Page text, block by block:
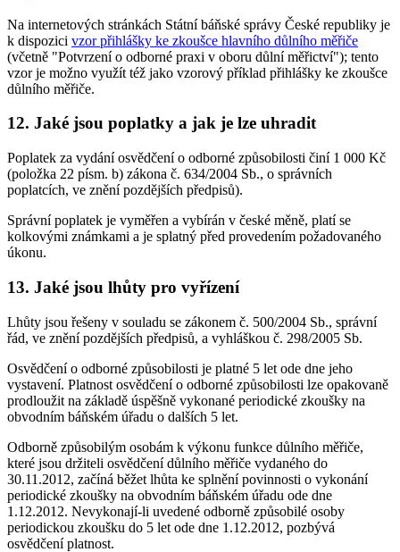
Na internetových stránkách Státní báňské správy České republiky je
k dispozici vzor přihlášky ke zkoušce hlavního důlního měřiče
(včetně "Potvrzení o odborné praxi v oboru důlní měřictví"); tento
vzor je možno využít též jako vzorový příklad přihlášky ke zkoušce
důlního měřiče.
12. Jaké jsou poplatky a jak je lze uhradit
Poplatek za vydání osvědčení o odborné způsobilosti činí 1 000 Kč
(položka 22 písm. b) zákona č. 634/2004 Sb., o správních
poplatcích, ve znění pozdějších předpisů).
Správní poplatek je vyměřen a vybírán v české měně, platí se
kolkovými známkami a je splatný před provedením požadovaného
úkonu.
13. Jaké jsou lhůty pro vyřízení
Lhůty jsou řešeny v souladu se zákonem č. 500/2004 Sb., správní
řád, ve znění pozdějších předpisů, a vyhláškou č. 298/2005 Sb.
Osvědčení o odborné způsobilosti je platné 5 let ode dne jeho
vystavení. Platnost osvědčení o odborné způsobilosti lze opakovaně
prodloužit na základě úspěšně vykonané periodické zkoušky na
obvodním báňském úřadu o dalších 5 let.
Odborně způsobilým osobám k výkonu funkce důlního měřiče,
které jsou držiteli osvědčení důlního měřiče vydaného do
30.11.2012, začíná běžet lhůta ke splnění povinnosti o vykonání
periodické zkoušky na obvodním báňském úřadu ode dne
1.12.2012. Nevykonají-li uvedené odborně způsobilé osoby
periodickou zkoušku do 5 let ode dne 1.12.2012, pozbývá
osvědčení platnost.